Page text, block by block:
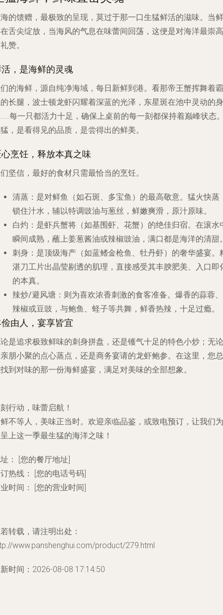
的馈赠，最极致的呈现，莫过于那一口生猛鲜活的滋味。当鲜
舌尖绽放，当海风的气息在味蕾间回荡，这便是对海洋最崇高
赞。
，是海鲜的灵魂
的海鲜，源自纯净海域，每日新鲜到港。看那帝王蟹挥舞着霸
长腿， 波士顿龙虾闪耀着深蓝的光泽， 东星斑在池中灵动的身
每一只都活力十足，确保上桌前的每一刻都保持着巅峰状态
，是看得见的品质，是尝得出的鲜美。
烹饪，释放本真之味
坚信，最好的食材只需最恰当的烹饪。
清蒸 ：是对鲜鱼（如石斑、多宝鱼）的最高敬意。猛火快蒸
锁住汁水，辅以特调豉油与葱丝，鲜嫩爽滑，原汁原味。
白灼 ：是虾兵蟹将（如基围虾、花蟹）的绝佳归宿。在滚水
瞬间成熟，蘸上姜葱酱油或辣椒豉油，满口都是海洋的清甜
刺身 ：是顶级海产（如蓝鳍金枪鱼、牡丹虾）的奢华盛宴。
湛刀工片出晶莹剔透的肌理，直接感受其丰腴肥美、入口即
的本真。
辣炒/避风塘 ：则为喜欢浓香刺激的食客准备。爆香的蒜蓉、
辣椒或豆豉，与鲍鱼、蛏子等共舞，鲜香热辣，十足过瘾。
由人，宴享皆宜
是追求极致鲜味的刺身拼盘，还是镬气十足的特色小炒；无论
朋小聚的点心蒸点，还是商务宴请的龙虾鲍参。在这里，您总
到对味的那一份海鲜盛宴，满足对美味的全部想象。
行动，味蕾启航！
不等人，美味正当时。欢迎亲临品鉴，或致电预订，让我们为
上这一季最生猛的海洋之味！
：
[您的餐厅地址]
热线：
[您的电话号码]
时间：
[您的营业时间]
转载，请注明出处：
www.panshenghui.com/product/279.html
时间：2026-08-08 17:14:50